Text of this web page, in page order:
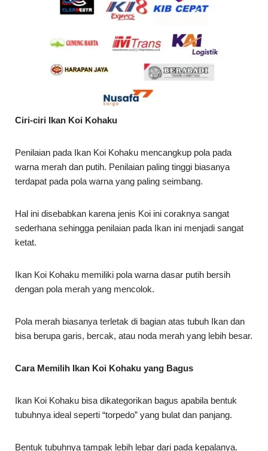
Ciri-ciri Ikan Koi Kohaku
Penilaian pada Ikan Koi Kohaku mencangkup pola pada
warna merah dan putih. Penilaian paling tinggi biasanya
terdapat pada pola warna yang paling seimbang.
Hal ini disebabkan karena jenis Koi ini coraknya sangat
sederhana sehingga penilaian pada Ikan ini menjadi sangat
ketat.
Ikan Koi Kohaku memiliki pola warna dasar putih bersih
dengan pola merah yang mencolok.
Pola merah biasanya terletak di bagian atas tubuh Ikan dan
bisa berupa garis, bercak, atau noda merah yang lebih besar.
Cara Memilih Ikan Koi Kohaku yang Bagus
Ikan Koi Kohaku bisa dikategorikan bagus apabila bentuk
tubuhnya ideal seperti “torpedo” yang bulat dan panjang.
Bentuk tubuhnya tampak lebih lebar dari pada kepalanya.